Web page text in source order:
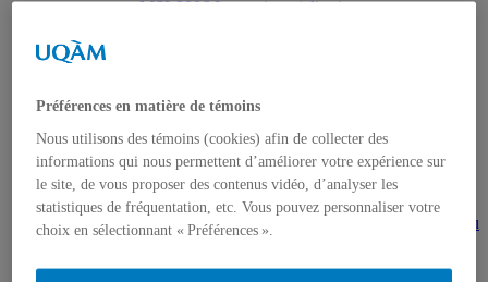
MSL9006 La patrimonialisation
Stages
MDT8001 – Épistémologie des études
touristiques
MDT8101 – Culture et tourisme
MSL9005 – La patrimonialisation
EUR7102 – Dimensions sociales et culturelles du
Préférences en matière de témoins
Nous utilisons des témoins (cookies) afin de collecter des
informations qui nous permettent d’améliorer votre expérience sur
le site, de vous proposer des contenus vidéo, d’analyser les
statistiques de fréquentation, etc. Vous pouvez personnaliser votre
choix en sélectionnant « Préférences ».